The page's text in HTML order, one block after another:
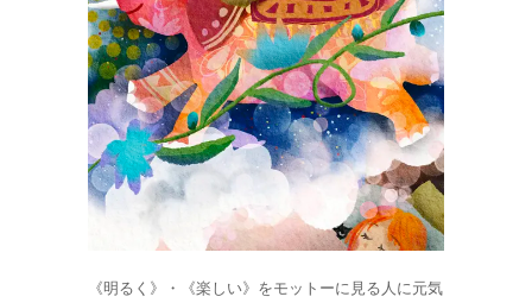
《明るく》・《楽しい》をモットーに見る人に元気